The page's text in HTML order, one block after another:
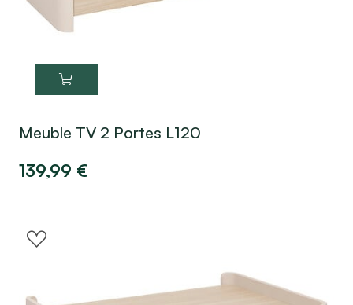
Meuble TV 2 Portes L120
139,99 €